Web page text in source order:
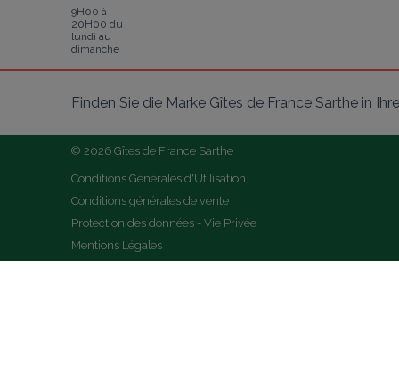
9H00 à
20H00 du
lundi au
dimanche
Finden Sie die Marke Gîtes de France Sarthe in
© 2026 Gîtes de France Sarthe
Conditions Générales d'Utilisation
Conditions générales de vente
Protection des données - Vie Privée
Mentions Légales